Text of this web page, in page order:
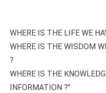
WHERE IS THE LIFE WE
WHERE IS THE WISDOM
?
WHERE IS THE
INFORMATION ?"